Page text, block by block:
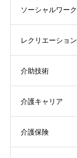
ソーシャルワーク
レクリエーション
介助技術
介護キャリア
介護保険